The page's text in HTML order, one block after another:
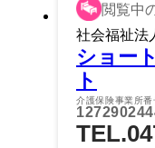
閲覧中
社会福祉法
ショー
ト
介護保険事業所番